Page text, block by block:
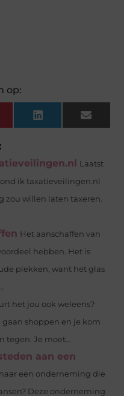
op:
LinkedIn Email
Laatst
ik taxatieveilingen.nl
zou willen laten taxeren.
Het aanschaffen van
hebben. Het is
plekken, want het glas
het jou ook weleens?
shoppen en je kom
tegen. Je moet...
aan een
een onderneming die
Deze onderneming